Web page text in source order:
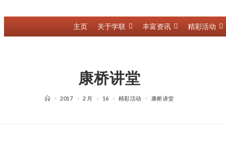
主页 关于学联 丰富资讯 精彩活动
康桥讲堂
> 2017 > 2 月 > 16 > 精彩活动 > 康桥讲堂